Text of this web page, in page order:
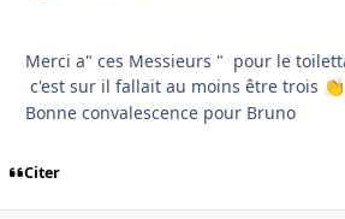
Merci a" ces Messieurs " pour le
c'est sur il fallait au moins être trois 👏
Bonne convalescence pour Bruno
Citer